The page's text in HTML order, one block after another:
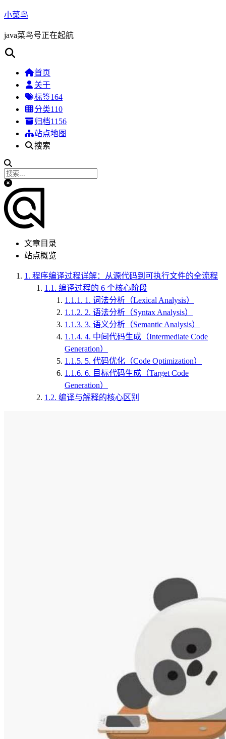
小菜鸟
java菜鸟号正在起航
首页
关于
标签164
分类110
归档1156
站点地图
搜索
文章目录
站点概览
1. 程序编译过程详解：从源代码到可执行文件的全流程
1.1. 编译过程的 6 个核心阶段
1.1.1. 1. 词法分析（Lexical Analysis）
1.1.2. 2. 语法分析（Syntax Analysis）
1.1.3. 3. 语义分析（Semantic Analysis）
1.1.4. 4. 中间代码生成（Intermediate Code
Generation）
1.1.5. 5. 代码优化（Code Optimization）
1.1.6. 6. 目标代码生成（Target Code
Generation）
1.2. 编译与解释的核心区别